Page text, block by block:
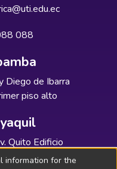
088
Diego de Ibarra
piso alto
Quito Edificio
baja
information for the